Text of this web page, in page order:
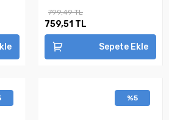
799,49 TL
759,51 TL
Sepete Ekle
%5